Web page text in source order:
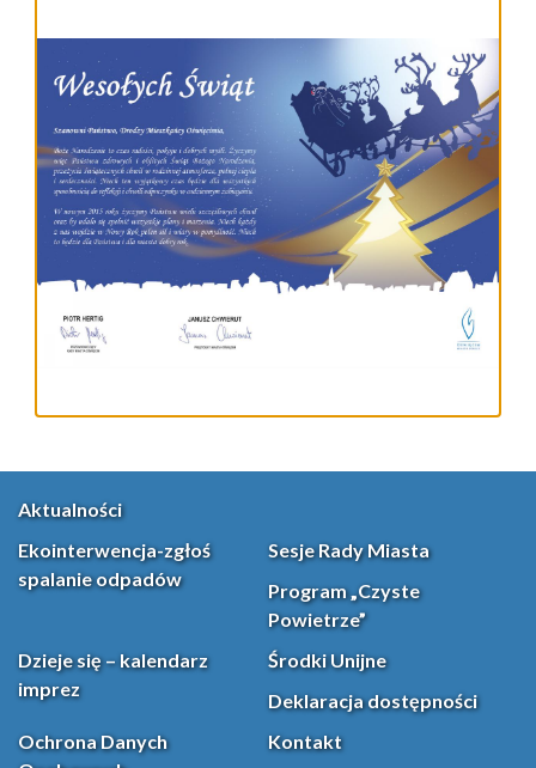
Aktualności
Ekointerwencja-zgłoś
spalanie odpadów
Sesje Rady Miasta
Program „Czyste
Powietrze”
Dzieje się – kalendarz
imprez
Środki Unijne
Deklaracja dostępności
Ochrona Danych
Kontakt